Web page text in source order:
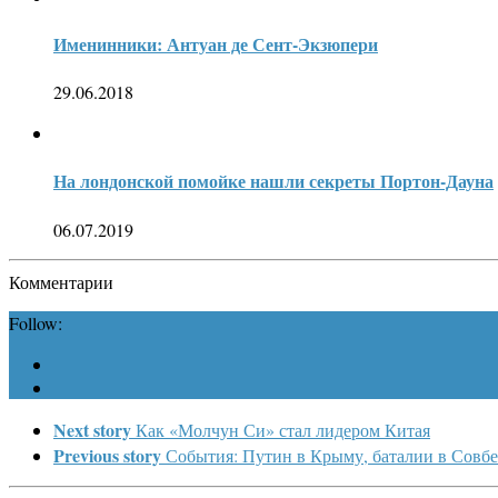
Именинники: Антуан де Сент-Экзюпери
29.06.2018
На лондонской помойке нашли секреты Портон-Дауна
06.07.2019
Комментарии
Follow:
Next storyКак «Молчун Си» стал лидером Китая
Previous storyСобытия: Путин в Крыму, баталии в